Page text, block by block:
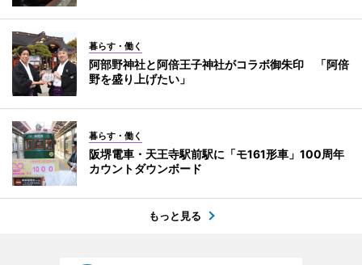
暮らす・働く
阿部野神社と阿倍王子神社がコラボ御朱印 「阿倍
野を盛り上げたい」
暮らす・働く
阪堺電車・天王寺駅前駅に「モ161形車」100周年
カウントダウンボード
もっと見る